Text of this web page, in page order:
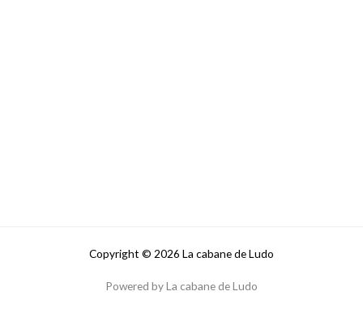
Copyright © 2026 La cabane de Ludo
Powered by La cabane de Ludo